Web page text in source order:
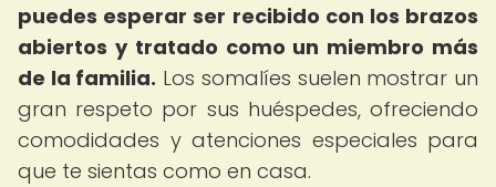
puedes esperar ser recibido con los brazos
abiertos y tratado como un miembro más
de la familia. Los somalíes suelen mostrar un
gran respeto por sus huéspedes, ofreciendo
comodidades y atenciones especiales para
que te sientas como en casa.